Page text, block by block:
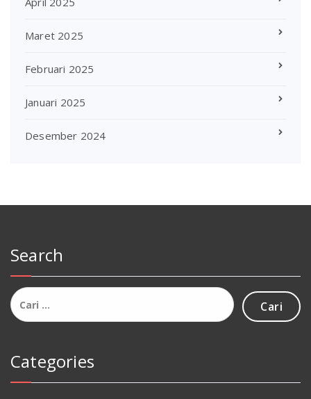
Maret 2025
Februari 2025
Januari 2025
Desember 2024
Search
Cari
untuk:
Categories